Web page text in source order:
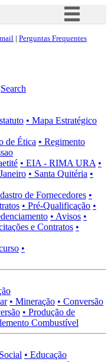
Simplifique!
à informação
Canais
| Perguntas Frequentes
Search
• Mapa Estratégico
de Ética • Regimento
• EIA - RIMA URA •
• Santa Quitéria •
de Fornecedores •
• Pré-Qualificação •
• Avisos •
e Contratos •
•
• Mineração • Conversão
• Produção de
Combustível
• Educação